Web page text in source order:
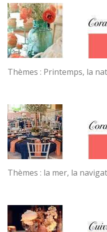
Thèmes : Printemps, la
Thèmes : la mer, la